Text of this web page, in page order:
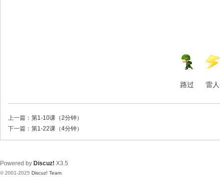
路过 雷人
上一篇： 第1-10课（2分钟）
下一篇： 第1-22课（4分钟）
Powered by Discuz! X3.5
© 2001-2025 Discuz! Team